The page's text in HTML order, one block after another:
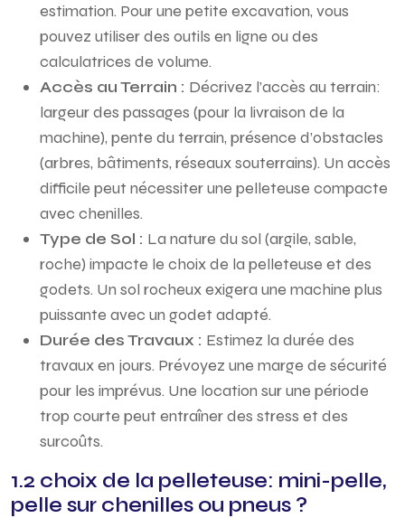
estimation. Pour une petite excavation, vous
pouvez utiliser des outils en ligne ou des
calculatrices de volume.
Accès au Terrain : Décrivez l’accès au terrain:
largeur des passages (pour la livraison de la
machine), pente du terrain, présence d’obstacles
(arbres, bâtiments, réseaux souterrains). Un accès
difficile peut nécessiter une pelleteuse compacte
avec chenilles.
Type de Sol : La nature du sol (argile, sable,
roche) impacte le choix de la pelleteuse et des
godets. Un sol rocheux exigera une machine plus
puissante avec un godet adapté.
Durée des Travaux : Estimez la durée des
travaux en jours. Prévoyez une marge de sécurité
pour les imprévus. Une location sur une période
trop courte peut entraîner des stress et des
surcoûts.
1.2 choix de la pelleteuse: mini-pelle,
pelle sur chenilles ou pneus ?